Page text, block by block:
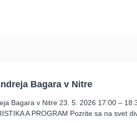
e
í
a
g
Bagara v Nitre
Bagara v Nitre 23. 5. 2026 17:00 –
A PROGRAM Pozrite sa na svet